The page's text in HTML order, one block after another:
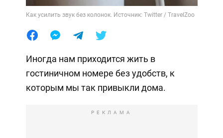
Как усилить звук без колонок. Источник: Twitter / TravelZoo
Иногда нам приходится жить в
гостиничном номере без удобств, к
которым мы так привыкли дома.
РЕКЛАМА